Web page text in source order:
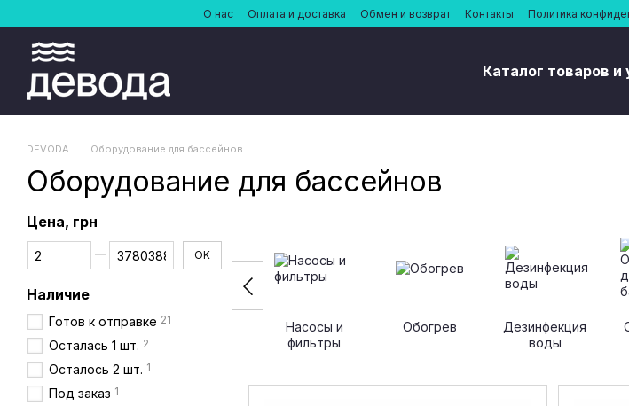
Перейти к основному контентуО нас Оплата и доставка Обмен и возврат Контакты Политика
Каталог товаров и
DEVODA Оборудование для бассейнов
Оборудование для бассейнов
Насосы и
фильтры
Обогрев
Дезинфекция
воды
Цена, грн
От Цена, грн
До Цена, грн OK
Наличие
Готов к отправке 21
Осталась 1 шт. 2
Осталось 2 шт. 1
Под заказ 1